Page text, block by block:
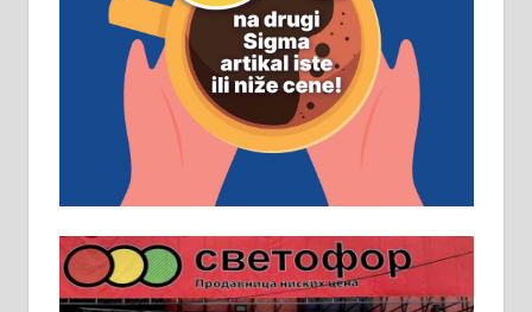
Рудник и флотација Рудник
д.о.о. Рудник запошљава 20
помоћника рудара. Услови:
Основна школа, пожељно радно
искуство на истим и сличним
пословима, али не и неопходан
услов. Обезбеђен смештај,
превоз, исхрана. 032/57-41-122 –
локал 22
Пружам услуге завршних радова
у грађевини, хидроизолације и
молерских радова. 061/25-28-058